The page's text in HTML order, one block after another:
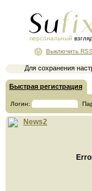
персональный
Для сохранения
Выключить
Быстрая регистрация
Логин:
News2